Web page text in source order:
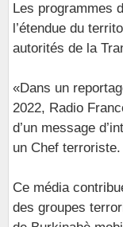
Les programmes
l’étendue du
autorités de la
«Dans un
2022, Radio
d’un message
un Chef terroriste.
Ce média
des groupes